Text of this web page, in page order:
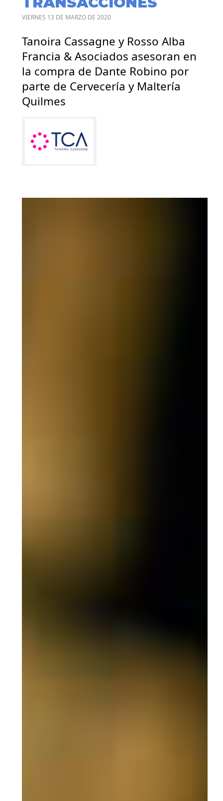
VIERNES 13 DE MARZO DE 2020
Tanoira Cassagne y Rosso Alba
Francia & Asociados asesoran en
la compra de Dante Robino por
parte de Cervecería y Maltería
Quilmes